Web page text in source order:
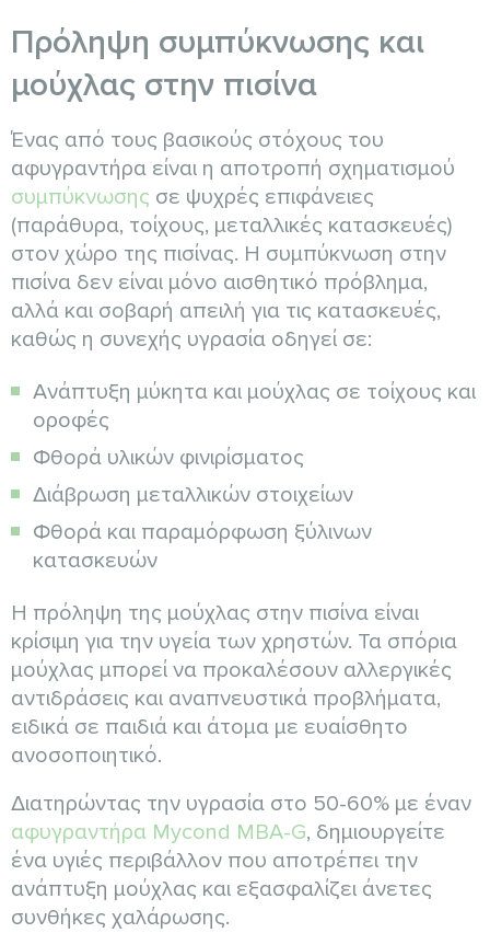
Πρόληψη συμπύκνωσης και
μούχλας στην πισίνα
Ένας από τους βασικούς στόχους του
αφυγραντήρα είναι η αποτροπή σχηματισμού
συμπύκνωσης σε ψυχρές επιφάνειες
(παράθυρα, τοίχους, μεταλλικές κατασκευές)
στον χώρο της πισίνας. Η συμπύκνωση στην
πισίνα δεν είναι μόνο αισθητικό πρόβλημα,
αλλά και σοβαρή απειλή για τις κατασκευές,
καθώς η συνεχής υγρασία οδηγεί σε:
Ανάπτυξη μύκητα και μούχλας σε τοίχους και
οροφές
Φθορά υλικών φινιρίσματος
Διάβρωση μεταλλικών στοιχείων
Φθορά και παραμόρφωση ξύλινων
κατασκευών
Η πρόληψη της μούχλας στην πισίνα είναι
κρίσιμη για την υγεία των χρηστών. Τα σπόρια
μούχλας μπορεί να προκαλέσουν αλλεργικές
αντιδράσεις και αναπνευστικά προβλήματα,
ειδικά σε παιδιά και άτομα με ευαίσθητο
ανοσοποιητικό.
Διατηρώντας την υγρασία στο 50-60% με έναν
αφυγραντήρα Mycond MBA-G, δημιουργείτε
ένα υγιές περιβάλλον που αποτρέπει την
ανάπτυξη μούχλας και εξασφαλίζει άνετες
συνθήκες χαλάρωσης.